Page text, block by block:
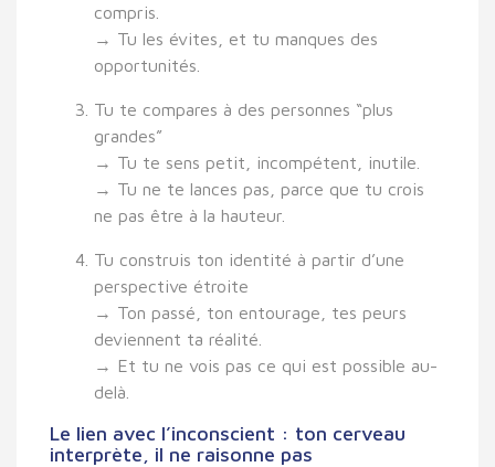
compris.
→ Tu les évites, et tu manques des
opportunités.
Tu te compares à des personnes “plus
grandes”
→ Tu te sens petit, incompétent, inutile.
→ Tu ne te lances pas, parce que tu crois
ne pas être à la hauteur.
Tu construis ton identité à partir d’une
perspective étroite
→ Ton passé, ton entourage, tes peurs
deviennent ta réalité.
→ Et tu ne vois pas ce qui est possible au-
delà.
Le lien avec l’inconscient : ton cerveau
interprète, il ne raisonne pas